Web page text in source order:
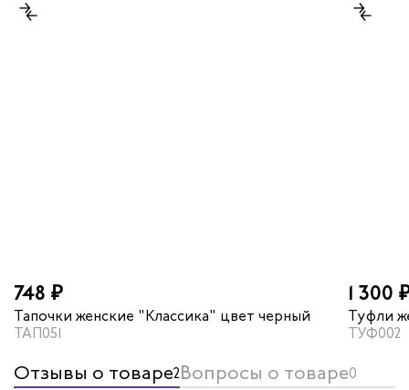
748 ₽
Тапочки женские "Классика" цвет черный
ТАП051
1 300
Туфли
ТУФ002
Отзывы о товаре2Вопросы о товаре0